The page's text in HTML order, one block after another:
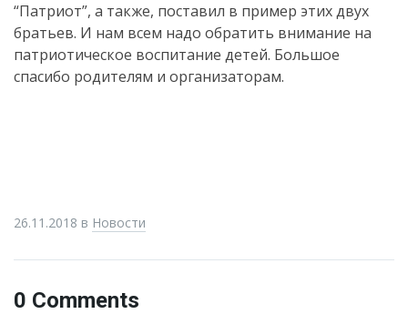
“Патриот”, а также, поставил в пример этих двух
братьев. И нам всем надо обратить внимание на
патриотическое воспитание детей. Большое
спасибо родителям и организаторам.
26.11.2018 в Новости
0 Comments